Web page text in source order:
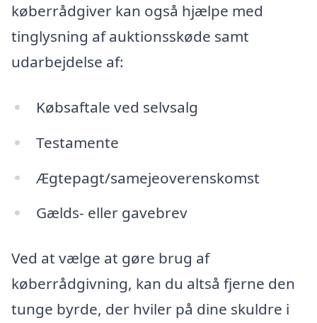
køberrådgiver kan også hjælpe med
tinglysning af auktionsskøde samt
udarbejdelse af:
Købsaftale ved selvsalg
Testamente
Ægtepagt/samejeoverenskomst
Gælds- eller gavebrev
Ved at vælge at gøre brug af
køberrådgivning, kan du altså fjerne den
tunge byrde, der hviler på dine skuldre i